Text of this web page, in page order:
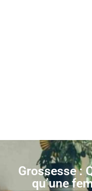
Grossesse :
qu’une